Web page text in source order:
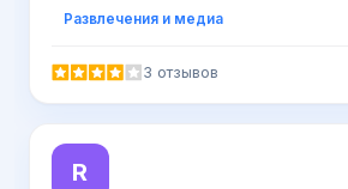
Развлечения и медиа
3 отзывов
R